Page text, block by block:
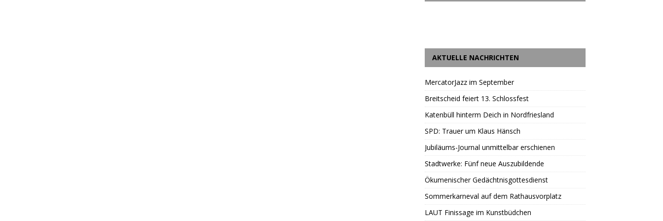
AKTUELLE NACHRICHTEN
MercatorJazz im September
Breitscheid feiert 13. Schlossfest
Katenbüll hinterm Deich in Nordfriesland
SPD: Trauer um Klaus Hänsch
Jubiläums-Journal unmittelbar erschienen
Stadtwerke: Fünf neue Auszubildende
Ökumenischer Gedächtnisgottesdienst
Sommerkarneval auf dem Rathausvorplatz
LAUT Finissage im Kunstbüdchen